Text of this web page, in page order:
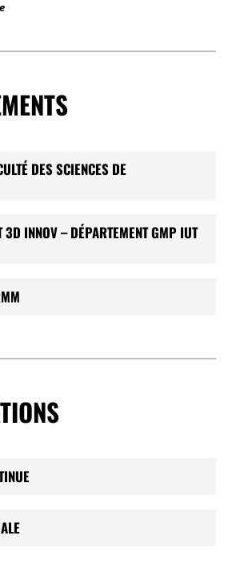
DES SCIENCES DE
3D INNOV – DÉPARTEMENT GMP IUT